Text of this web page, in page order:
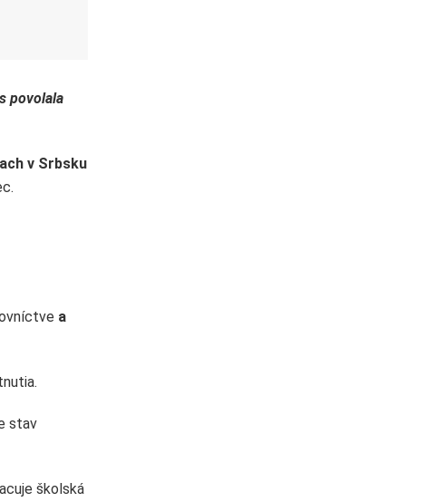
povolala
v Srbsku
a
stav
školská